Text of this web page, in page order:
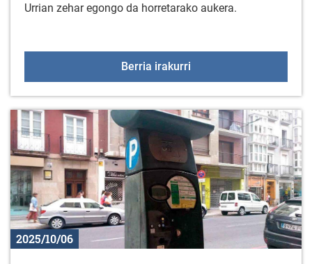
Urrian zehar egongo da horretarako aukera.
Berria irakurri
2025/10/06